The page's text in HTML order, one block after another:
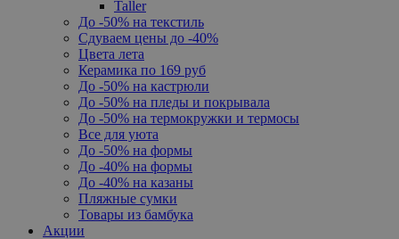
Taller
До -50% на текстиль
Сдуваем цены до -40%
Цвета лета
Керамика по 169 руб
До -50% на кастрюли
До -50% на пледы и покрывала
До -50% на термокружки и термосы
Все для уюта
До -50% на формы
До -40% на формы
До -40% на казаны
Пляжные сумки
Товары из бамбука
Акции